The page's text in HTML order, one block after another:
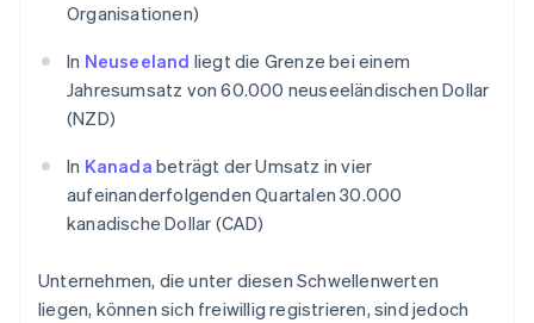
Organisationen)
In Neuseeland liegt die Grenze bei einem
Jahresumsatz von 60.000 neuseeländischen Dollar
(NZD)
In Kanada beträgt der Umsatz in vier
aufeinanderfolgenden Quartalen 30.000
kanadische Dollar (CAD)
Unternehmen, die unter diesen Schwellenwerten
liegen, können sich freiwillig registrieren, sind jedoch